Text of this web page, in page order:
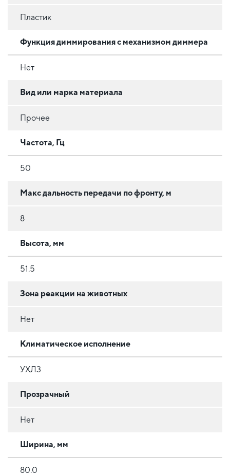
Пластик
Функция диммирования с механизмом диммера
Нет
Вид или марка материала
Прочее
Частота, Гц
50
Макс дальность передачи по фронту, м
8
Высота, мм
51.5
Зона реакции на животных
Нет
Климатическое исполнение
УХЛ3
Прозрачный
Нет
Ширина, мм
80.0